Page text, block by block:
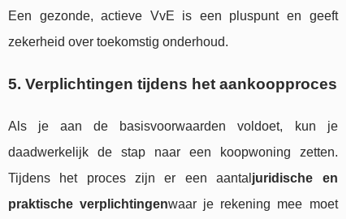
Een gezonde, actieve VvE is een pluspunt en geeft
zekerheid over toekomstig onderhoud.
5. Verplichtingen tijdens het aankoopproces
Als je aan de basisvoorwaarden voldoet, kun je
daadwerkelijk de stap naar een koopwoning zetten.
Tijdens het proces zijn er een aantal juridische en
praktische verplichtingenwaar je rekening mee moet